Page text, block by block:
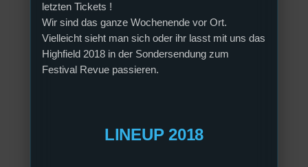
letzten Tickets !
Wir sind das ganze Wochenende vor Ort.
Vielleicht sieht man sich oder ihr lasst mit uns das
Highfield 2018 in der Sondersendung zum
Festival Revue passieren.
LINEUP 2018